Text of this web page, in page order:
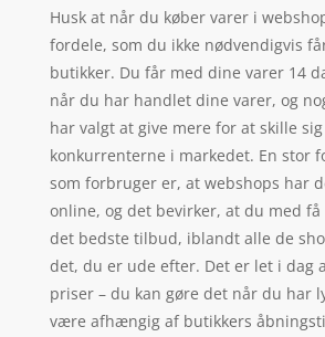
Husk at når du køber varer i
fordele, som du ikke nødvendigvis
butikker. Du får med dine varer 14
når du har handlet dine varer, og
har valgt at give mere for at skille
konkurrenterne i markedet. En stor
som forbruger er, at webshops har
online, og det bevirker, at du med få
det bedste tilbud, iblandt alle de
det, du er ude efter. Det er let i dag
priser – du kan gøre det når du har
være afhængig af butikkers